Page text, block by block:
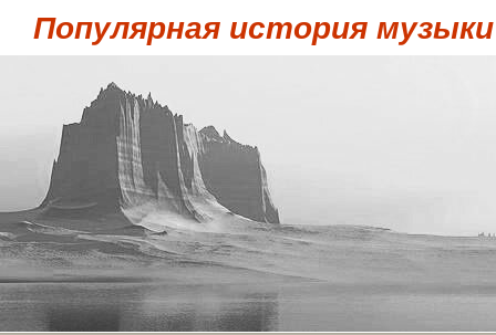
Популярная история музыки